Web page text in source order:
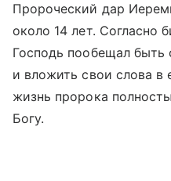
Пророческий дар
около 14 лет. Согласно
Господь пообещал
и вложить свои слова в
жизнь пророка
Богу.